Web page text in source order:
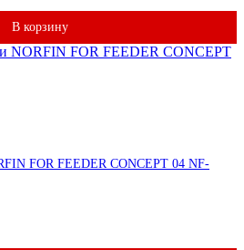
В корзину
FOR FEEDER CONCEPT 04 NF-